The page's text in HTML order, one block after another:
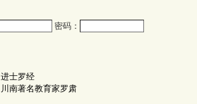
密码：
进士罗经
川南著名教育家罗肃